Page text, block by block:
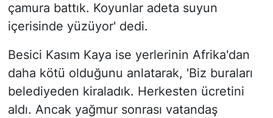
çamura battık. Koyunlar adeta suyun
içerisinde yüzüyor' dedi.
Besici Kasım Kaya ise yerlerinin Afrika'dan
daha kötü olduğunu anlatarak, 'Biz buraları
belediyeden kiraladık. Herkesten ücretini
aldı. Ancak yağmur sonrası vatandaş